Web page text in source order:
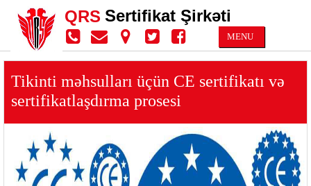
QRS Sertifikat Şirkəti
MENU
Tikinti məhsulları üçün CE sertifikatı və
sertifikatlaşdırma prosesi